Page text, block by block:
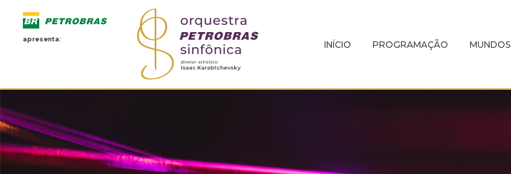
apresenta:
INÍCIO PROGRAMAÇÃO MUNDOS